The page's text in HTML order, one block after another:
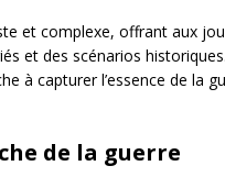
et complexe, offrant aux
et des scénarios
à capturer l’essence de la
de la guerre